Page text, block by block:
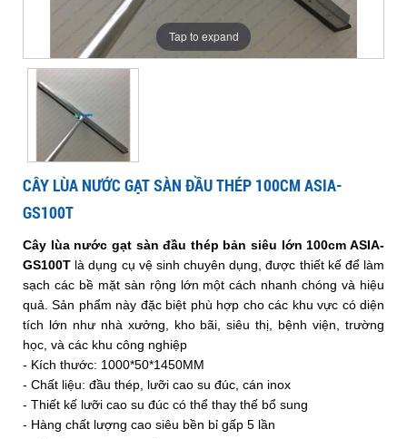
sàn
đầu
thép
100cm
ASIA-
GS100T
sàn
đầu
thép
100cm
ASIA-
GS100T
100cm
ASIA-
GS100T
Tap to expand
CÂY LÙA NƯỚC GẠT SÀN ĐẦU THÉP 100CM ASIA-
GS100T
Cây lùa nước gạt sàn đầu thép bản siêu lớn 100cm ASIA-
GS100T là dụng cụ vệ sinh chuyên dụng, được thiết kế để làm
sạch các bề mặt sàn rộng lớn một cách nhanh chóng và hiệu
quả. Sản phẩm này đặc biệt phù hợp cho các khu vực có diện
tích lớn như nhà xưởng, kho bãi, siêu thị, bệnh viện, trường
học, và các khu công nghiệp
- Kích thước: 1000*50*1450MM
- Chất liệu: đầu thép, lưỡi cao su đúc, cán inox
- Thiết kế lưỡi cao su đúc có thể thay thế bổ sung
- Hàng chất lượng cao siêu bền bỉ gấp 5 lần